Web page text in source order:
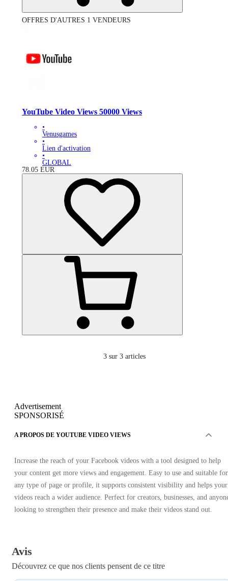
OFFRES D'AUTRES 1 VENDEURS
YouTube Video Views 50000 Views
•
Venusgames
•
Lien d'activation
•
GLOBAL
78.05 EUR
3 sur 3 articles
Advertisement
SPONSORISÉ
A PROPOS DE YOUTUBE VIDEO VIEWS
Increase the reach of your Facebook videos with a tool designed to help
your content get more views and engagement. Easy to use and suitable for
any type of page or profile, it supports consistent visibility and helps your
videos reach a wider audience. Perfect for creators, businesses, and
looking to strengthen their presence and make their videos stand out.
Avis
Découvrez ce que nos clients pensent de ce titre